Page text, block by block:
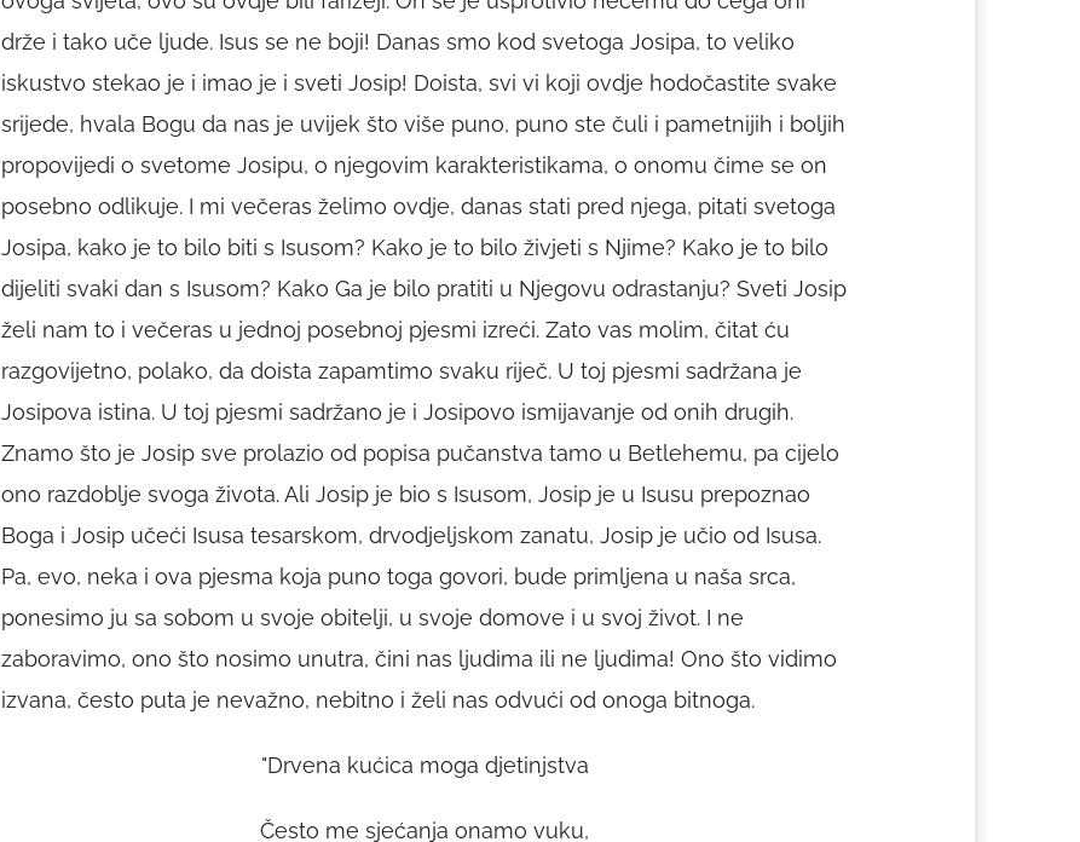
drže i tako uče ljude. Isus se ne boji! Danas smo kod svetoga Josipa, to veliko
iskustvo stekao je i imao je i sveti Josip! Doista, svi vi koji ovdje hodočastite svake
srijede, hvala Bogu da nas je uvijek što više puno, puno ste čuli i pametnijih i boljih
propovijedi o svetome Josipu, o njegovim karakteristikama, o onomu čime se on
posebno odlikuje. I mi večeras želimo ovdje, danas stati pred njega, pitati svetoga
Josipa, kako je to bilo biti s Isusom? Kako je to bilo živjeti s Njime? Kako je to bilo
dijeliti svaki dan s Isusom? Kako Ga je bilo pratiti u Njegovu odrastanju? Sveti Josip
želi nam to i večeras u jednoj posebnoj pjesmi izreći. Zato vas molim, čitat ću
razgovijetno, polako, da doista zapamtimo svaku riječ. U toj pjesmi sadržana je
Josipova istina. U toj pjesmi sadržano je i Josipovo ismijavanje od onih drugih.
Znamo što je Josip sve prolazio od popisa pučanstva tamo u Betlehemu, pa cijelo
ono razdoblje svoga života. Ali Josip je bio s Isusom, Josip je u Isusu prepoznao
Boga i Josip učeći Isusa tesarskom, drvodjeljskom zanatu, Josip je učio od Isusa.
Pa, evo, neka i ova pjesma koja puno toga govori, bude primljena u naša srca,
ponesimo ju sa sobom u svoje obitelji, u svoje domove i u svoj život. I ne
zaboravimo, ono što nosimo unutra, čini nas ljudima ili ne ljudima! Ono što vidimo
izvana, često puta je nevažno, nebitno i želi nas odvući od onoga bitnoga.
"Drvena kućica moga djetinjstva
Često me sjećanja onamo vuku,